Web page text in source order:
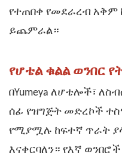
የተጠበቀ የመደራረብ አቅም
ይጨምራል።
የሆቴል ቁልል ወንበር
በYumeya ለሆቴሎች፣
ሰፊ የዝግጅት መድረኮች
የሚያሟሉ ከፍተኛ ጥራት
እናቀርባለን። የእኛ